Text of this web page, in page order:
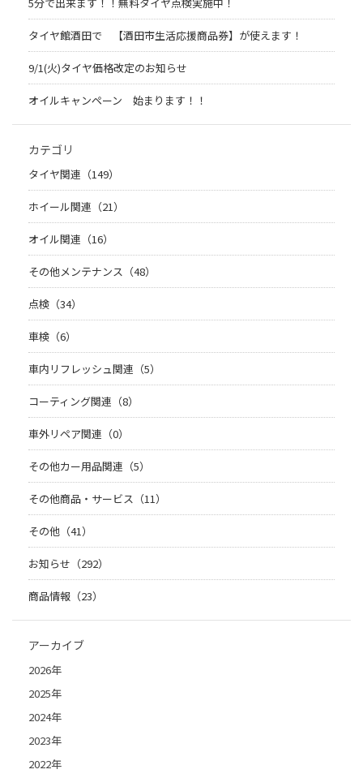
タイヤ館酒田で 【酒田市生活応援商品券】が使えます！
9/1(火)タイヤ価格改定のお知らせ
オイルキャンペーン 始まります！！
カテゴリ
タイヤ関連（149）
ホイール関連（21）
オイル関連（16）
その他メンテナンス（48）
点検（34）
車検（6）
車内リフレッシュ関連（5）
コーティング関連（8）
車外リペア関連（0）
その他カー用品関連（5）
その他商品・サービス（11）
その他（41）
お知らせ（292）
商品情報（23）
アーカイブ
2026年
2025年
2024年
2023年
2022年